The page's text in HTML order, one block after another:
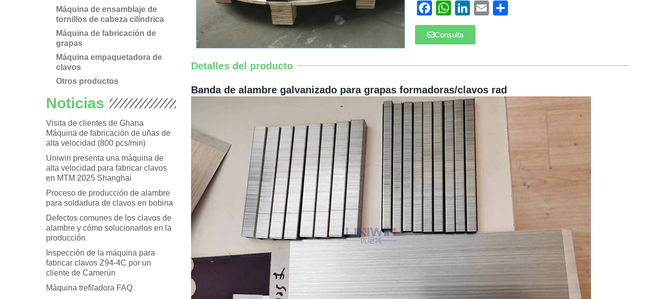
Máquina de ensamblaje de
tornillos de cabeza cilíndrica
Máquina de fabricación de
grapas
Máquina empaquetadora de
clavos
Otros productos
Noticias
Visita de clientes de Ghana
Máquina de fabricación de uñas de
alta velocidad (800 pcs/min)
Uniwin presenta una máquina de
alta velocidad para fabricar clavos
en MTM 2025 Shanghai
Proceso de producción de alambre
para soldadura de clavos en bobina
Defectos comunes de los clavos de
alambre y cómo solucionarlos en la
producción
Inspección de la máquina para
fabricar clavos Z94-4C por un
cliente de Camerún
Máquina trefiladora FAQ
FacebookWhatsAppLinkedIn
Email
Consulta
Detalles del producto
Banda de alambre galvanizado para grapas formadoras/clavos rad